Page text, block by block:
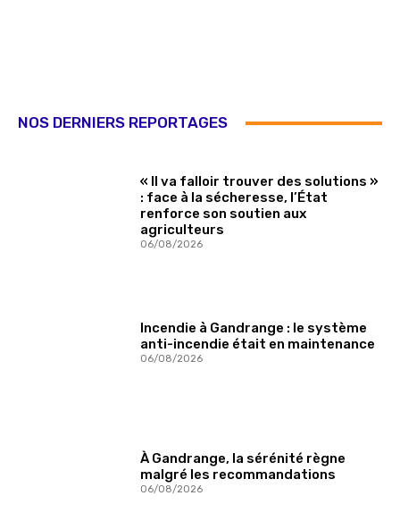
NOS DERNIERS REPORTAGES
« Il va falloir trouver des solutions »
: face à la sécheresse, l’État
renforce son soutien aux
agriculteurs
06/08/2026
Incendie à Gandrange : le système
anti-incendie était en maintenance
06/08/2026
À Gandrange, la sérénité règne
malgré les recommandations
06/08/2026